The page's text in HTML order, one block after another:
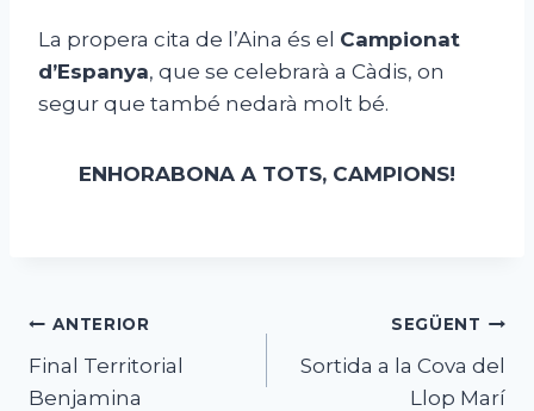
La propera cita de l’Aina és el Campionat
d’Espanya, que se celebrarà a Càdis, on
segur que també nedarà molt bé.
ENHORABONA A TOTS, CAMPIONS!
Navegació
d'entrades
ANTERIOR
Final Territorial
Benjamina
SEGÜENT
Sortida a la Cova del
Llop Marí